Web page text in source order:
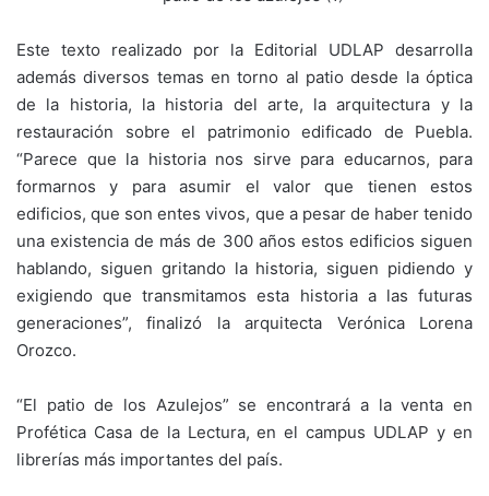
Este texto realizado por la Editorial UDLAP desarrolla
además diversos temas en torno al patio desde la óptica
de la historia, la historia del arte, la arquitectura y la
restauración sobre el patrimonio edificado de Puebla.
“Parece que la historia nos sirve para educarnos, para
formarnos y para asumir el valor que tienen estos
edificios, que son entes vivos, que a pesar de haber tenido
una existencia de más de 300 años estos edificios siguen
hablando, siguen gritando la historia, siguen pidiendo y
exigiendo que transmitamos esta historia a las futuras
generaciones”, finalizó la arquitecta Verónica Lorena
Orozco.
“El patio de los Azulejos” se encontrará a la venta en
Profética Casa de la Lectura, en el campus UDLAP y en
librerías más importantes del país.